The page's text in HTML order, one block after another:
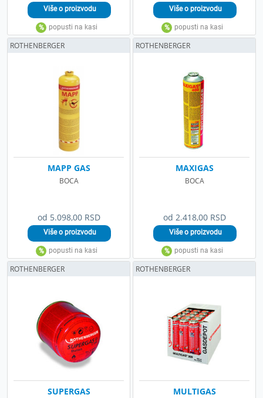
od 5.098,00 RSD
MAPP GAS
BOCA
ROTHENBERGER
od 2.418,00 RSD
MAXIGAS
BOCA
ROTHENBERGER
SUPERGAS
ROTHENBERGER
MULTIGAS
ROTHENBERGER